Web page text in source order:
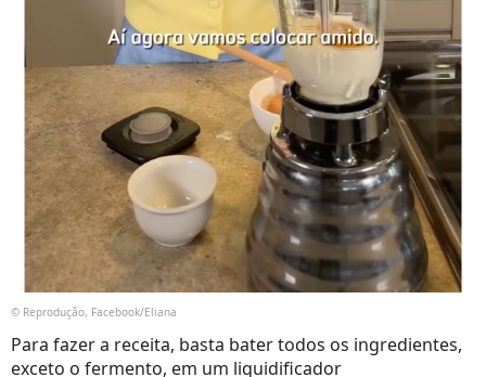
© Reprodução, Facebook/Eliana
Para fazer a receita, basta bater todos os ingredientes,
exceto o fermento, em um liquidificador